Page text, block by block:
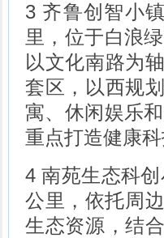
3 齐鲁创智小
里，位于白浪
以文化南路为
套区，以西规
寓、休闲娱乐
重点打造健康
4 南苑生态科
公里，依托周
生态资源，结